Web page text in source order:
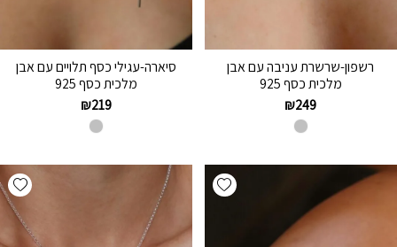
רשפון-שרשרת עניבה עם אבן
מלכית כסף 925
₪249
סיארה-עגילי כסף תלויים עם אבן
מלכית כסף 925
₪219
Add wishlist